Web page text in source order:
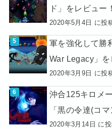
ド」をレビュー！
2020年5月4日 に投
軍を強化して勝
War Legacy」を
2020年3月9日 に投
沖合125キロメ
「黒の令達(コ
2020年3月14日 に